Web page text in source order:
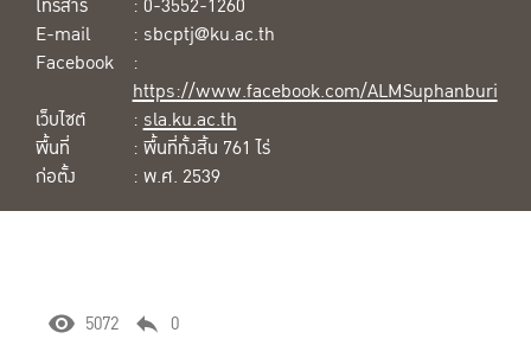
โทรสาร
: 0-3552-1260
E-mail
: sbcptj@ku.ac.th
Facebook
:
https://www.facebook.com/ALMSuphanburi
เว็บไซต์
:sla.ku.ac.th
พื้นที่
: พื้นที่ทั้งสิ้น 761 ไร่
ก่อตั้ง
: พ.ศ. 2539
5072 0